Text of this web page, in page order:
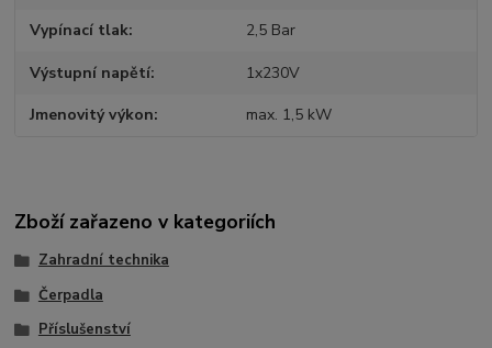
Vypínací tlak 2,5 Bar
Výstupní napětí 1x230V
Jmenovitý výkon max. 1,5 kW
Zboží zařazeno v kategoriích
Zahradní technika
Čerpadla
Příslušenství